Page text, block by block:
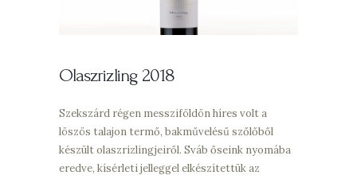
Olaszrizling 2018
Szekszárd régen messziföldön híres volt a
löszös talajon termő, bakművelésű szőlőből
készült olaszrizlingjeiről. Sváb őseink nyomába
eredve, kísérleti jelleggel elkészítettük az